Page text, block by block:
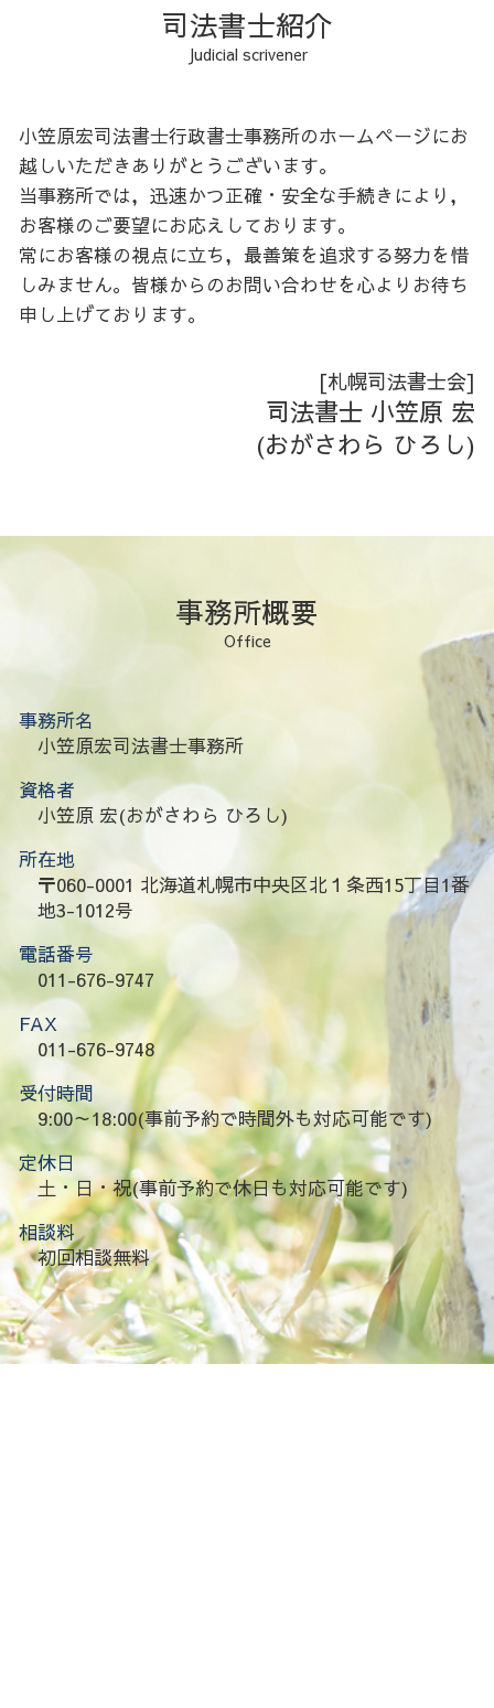
遺産分割協議書 公正証書
遺産分割協議書 作成
相続放棄 認知症
相続 不動産
成年後見制度 司法書士
生前贈与 現金 手渡し
家族信託 手続き
生前贈与 住宅
家族信託 司法書士
生前贈与 保険
建物 新築 登記
抵当権抹消登記
不動産登記 流れ
根抵当権 抵当権 違い
住所 変更登記 義務化
抵当権設定登記
不動産登記
電子定款 認証 流れ
会社設立 司法書士
石狩 相続
胆振 不動産登記
空知 家族信託
石狩 不動産登記
石狩 会社設立
日高 会社設立
後志 相続
日高 不動産登記
空知 相続
後志 生前対策
日高 家族信託
司法書士紹介
Judicial scrivener
小笠原宏司法書士行政書士事務所のホームページにお
越しいただきありがとうございます。
当事務所では，迅速かつ正確・安全な手続きにより，
お客様のご要望にお応えしております。
常にお客様の視点に立ち，最善策を追求する努力を惜
しみません。皆様からのお問い合わせを心よりお待ち
申し上げております。
[札幌司法書士会]
司法書士 小笠原 宏
(おがさわら ひろし)
事務所概要
Office
事務所名
小笠原宏司法書士事務所
資格者
小笠原 宏(おがさわら ひろし)
所在地
〒060-0001 北海道札幌市中央区北１条西15丁目1番
地3-1012号
電話番号
011-676-9747
FAX
011-676-9748
受付時間
9:00～18:00(事前予約で時間外も対応可能です)
定休日
土・日・祝(事前予約で休日も対応可能です)
相談料
初回相談無料